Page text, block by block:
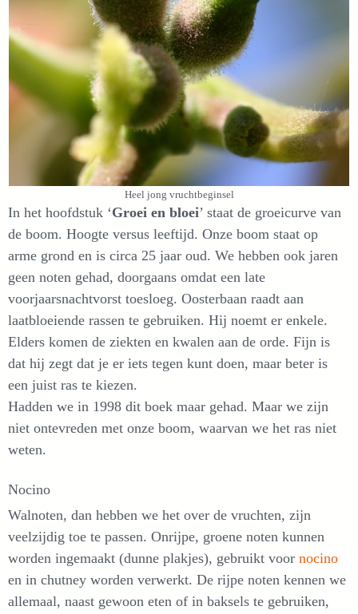
Heel jong vruchtbeginsel
In het hoofdstuk ‘Groei en bloei’ staat de groeicurve van
de boom. Hoogte versus leeftijd. Onze boom staat op
arme grond en is circa 25 jaar oud. We hebben ook jaren
geen noten gehad, doorgaans omdat een late
voorjaarsnachtvorst toesloeg. Oosterbaan raadt aan
laatbloeiende rassen te gebruiken. Hij noemt er enkele.
Elders komen de ziekten en kwalen aan de orde. Fijn is
dat hij zegt dat je er iets tegen kunt doen, maar beter is
een juist ras te kiezen.
Hadden we in 1998 dit boek maar gehad. Maar we zijn
niet ontevreden met onze boom, waarvan we het ras niet
weten.
Nocino
Walnoten, dan hebben we het over de vruchten, zijn
veelzijdig toe te passen. Onrijpe, groene noten kunnen
worden ingemaakt (dunne plakjes), gebruikt voor nocino
en in chutney worden verwerkt. De rijpe noten kennen we
allemaal, naast gewoon eten of in baksels te gebruiken,